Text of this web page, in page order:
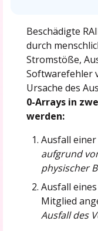
Beschädigte
durch
Stromstöße,
Softwarefehler
Ursache des
0-Arrays in
werden:
Ausfall
aufgrund
physischer
Ausfall
Mitglied
Ausfall des